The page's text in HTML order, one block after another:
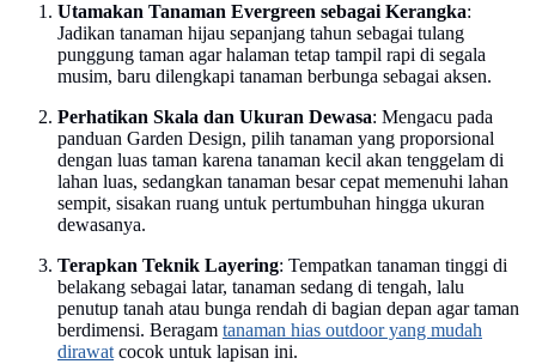
Utamakan Tanaman Evergreen sebagai Kerangka:
Jadikan tanaman hijau sepanjang tahun sebagai tulang
punggung taman agar halaman tetap tampil rapi di segala
musim, baru dilengkapi tanaman berbunga sebagai aksen.
Perhatikan Skala dan Ukuran Dewasa: Mengacu pada
panduan Garden Design, pilih tanaman yang proporsional
dengan luas taman karena tanaman kecil akan tenggelam di
lahan luas, sedangkan tanaman besar cepat memenuhi lahan
sempit, sisakan ruang untuk pertumbuhan hingga ukuran
dewasanya.
Terapkan Teknik Layering: Tempatkan tanaman tinggi di
belakang sebagai latar, tanaman sedang di tengah, lalu
penutup tanah atau bunga rendah di bagian depan agar taman
berdimensi. Beragam tanaman hias outdoor yang mudah
dirawat cocok untuk lapisan ini.